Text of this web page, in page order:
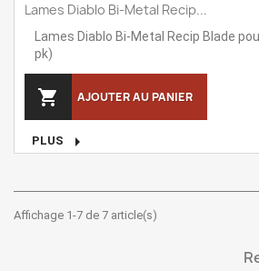
Lames Diablo Bi-Metal Recip...
Lames Diablo Bi-Metal Recip Blade
pk)
 AJOUTER AU PANIER
PLUS 
Affichage 1-7 de 7 article(s)